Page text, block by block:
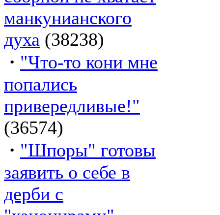
манкунианского
духа (38238)
· "Что-то кони мне
попались
привередливые!"
(36574)
· "Шпоры" готовы
заявить о себе в
дерби с